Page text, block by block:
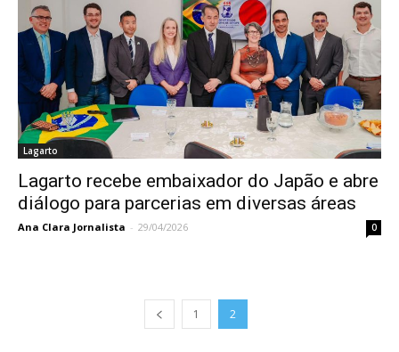
Lagarto
Lagarto recebe embaixador do Japão e abre
diálogo para parcerias em diversas áreas
Ana Clara Jornalista - 29/04/2026 0
1 2